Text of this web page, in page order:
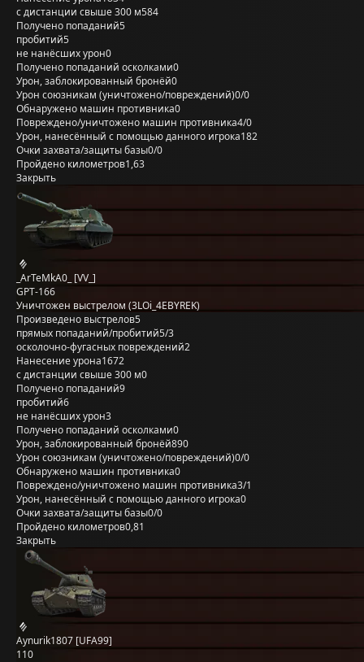
с дистанции свыше 300 м584
Получено попаданий5
пробитий5
не нанёсших урон0
Получено попаданий осколками0
Урон, заблокированный бронёй0
Урон союзникам (уничтожено/повреждений)0/0
Обнаружено машин противника0
Повреждено/уничтожено машин противника4/0
Урон, нанесённый с помощью данного игрока182
Очки захвата/защиты базы0/0
Пройдено километров1,63
Закрыть
_ArTeMkA0_ [VV_]
GPT-166
Уничтожен выстрелом (3LOi_4EBYREK)
Произведено выстрелов5
прямых попаданий/пробитий5/3
осколочно-фугасных повреждений2
Нанесение урона1672
с дистанции свыше 300 м0
Получено попаданий9
пробитий6
не нанёсших урон3
Получено попаданий осколками0
Урон, заблокированный бронёй890
Урон союзникам (уничтожено/повреждений)0/0
Обнаружено машин противника0
Повреждено/уничтожено машин противника3/1
Урон, нанесённый с помощью данного игрока0
Очки захвата/защиты базы0/0
Пройдено километров0,81
Закрыть
Aynurik1807 [UFA99]
110